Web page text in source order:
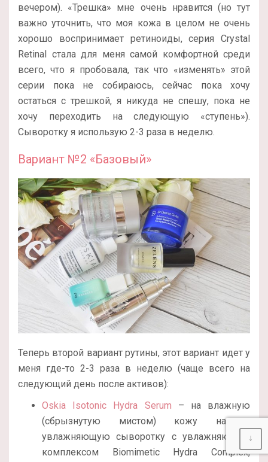
вечером). «Трешка» мне очень нравится (но тут
важно уточнить, что моя кожа в целом не очень
хорошо воспринимает ретиноиды, серия Crystal
Retinal стала для меня самой комфортной среди
всего, что я пробовала, так что «изменять» этой
серии пока не собираюсь, сейчас пока хочу
остаться с трешкой, я никуда не спешу, пока не
хочу переходить на следующую «ступень»).
Сыворотку я использую 2-3 раза в неделю.
Вариант №2 «Базовый»
Теперь второй вариант рутины, этот вариант идет у
меня где-то 2-3 раза в неделю (чаще всего на
следующий день после активов):
Oskia Isotonic Hydra Serum – на влажную
(сбрызнутую мистом) кожу наношу
увлажняющую сыворотку с увлажняющим
комплексом Biomimetic Hydra Complex,
↓